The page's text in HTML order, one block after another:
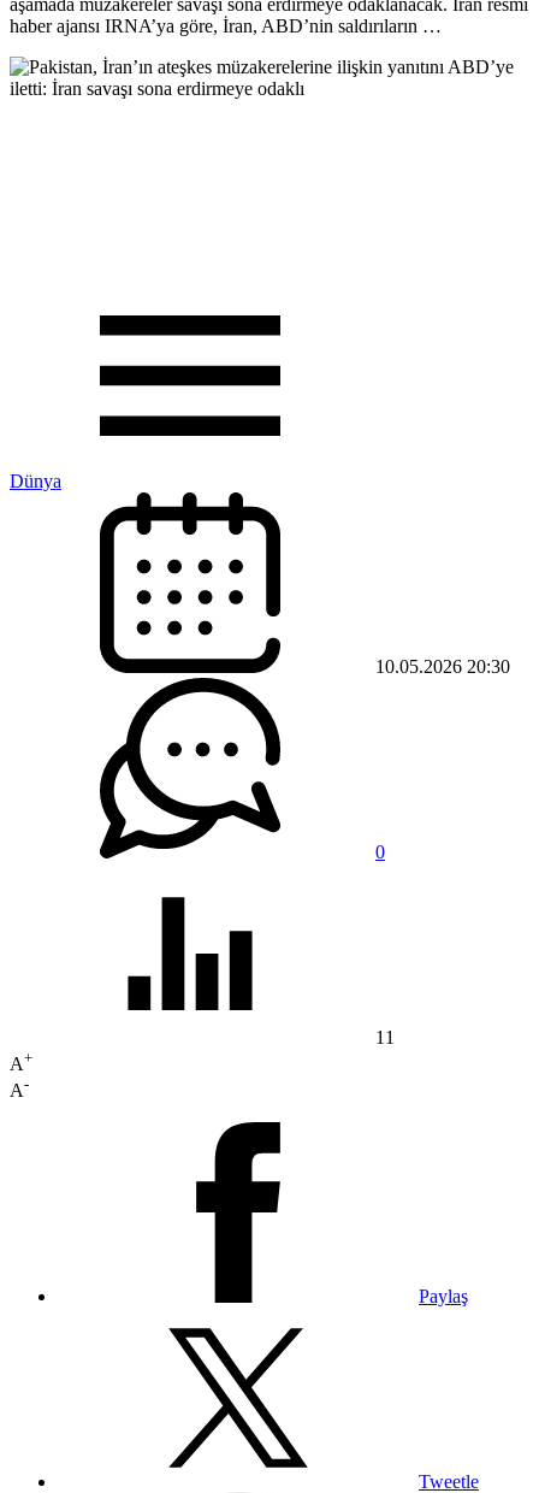
haber ajansı IRNA’ya göre, İran, ABD’nin saldırıların …
Dünya
10.05.2026 20:30
0
11
A+
A-
Paylaş
Tweetle